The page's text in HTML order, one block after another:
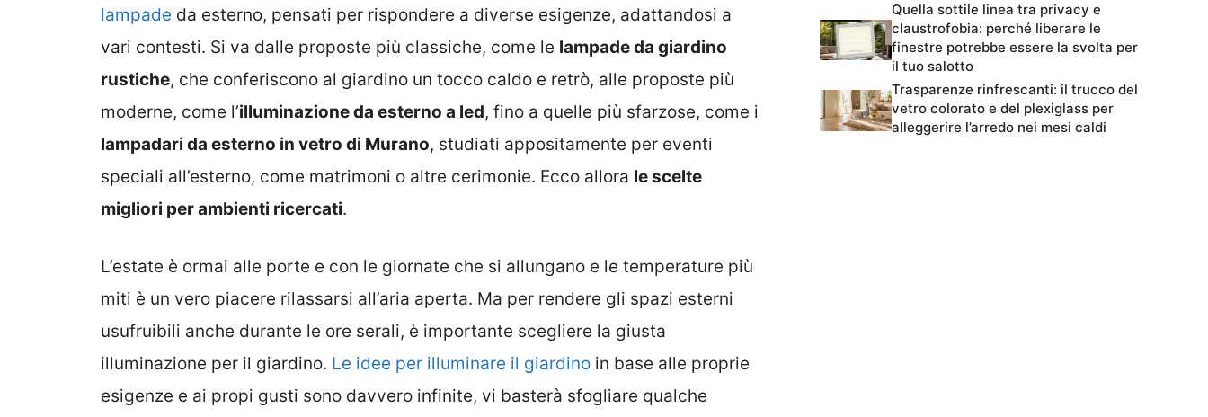
lampade da esterno, pensati per rispondere a diverse esigenze, adattandosi a
vari contesti. Si va dalle proposte più classiche, come le lampade da giardino
rustiche, che conferiscono al giardino un tocco caldo e retrò, alle proposte più
moderne, come l’illuminazione da esterno a led, fino a quelle più sfarzose, come i
lampadari da esterno in vetro di Murano, studiati appositamente per eventi
speciali all’esterno, come matrimoni o altre cerimonie. Ecco allora le scelte
migliori per ambienti ricercati.
L’estate è ormai alle porte e con le giornate che si allungano e le temperature più
miti è un vero piacere rilassarsi all’aria aperta. Ma per rendere gli spazi esterni
usufruibili anche durante le ore serali, è importante scegliere la giusta
illuminazione per il giardino. Le idee per illuminare il giardino in base alle proprie
esigenze e ai propi gusti sono davvero infinite, vi basterà sfogliare qualche
Quella sottile linea tra privacy e
claustrofobia: perché liberare le
finestre potrebbe essere la svolta per
il tuo salotto
Trasparenze rinfrescanti: il trucco del
vetro colorato e del plexiglass per
alleggerire l’arredo nei mesi caldi